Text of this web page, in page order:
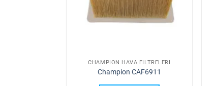
CHAMPION HAVA FILTRELERI
Champion CAF6911